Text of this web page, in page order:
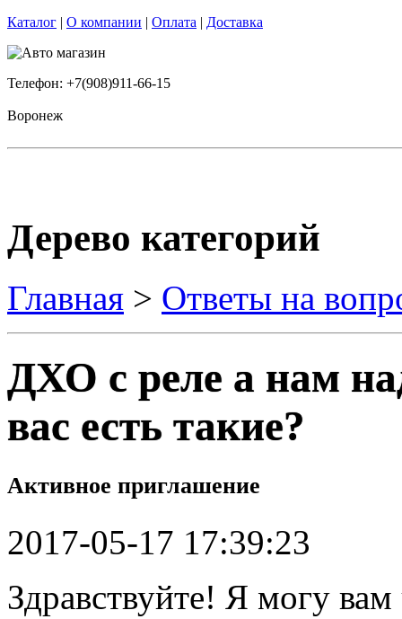
Каталог | О компании | Оплата | Доставка
Телефон: +7(908)911-66-15
Воронеж
Дерево категорий
Главная > Ответы на
ДХО с реле а нам
вас есть такие?
Активное приглашение
2017-05-17 17:39:23
Здравствуйте! Я могу